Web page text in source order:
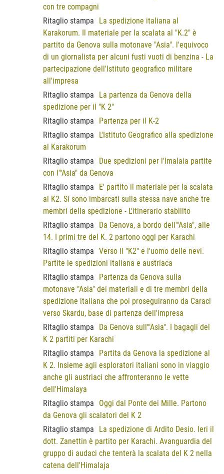
con tre compagni
Ritaglio stampa
La spedizione italiana al
Karakorum. Il materiale per la scalata al "K.2" è
partito da Genova sulla motonave "Asia". l'equivoco
di un giornalista per alcuni fusti vuoti di benzina - La
partecipazione dell'Istituto geografico militare
all'impresa
Ritaglio stampa
La partenza da Genova della
spedizione per il "K 2"
Ritaglio stampa
Partenza per il K-2
Ritaglio stampa
L'Istituto Geografico alla spedizione
al Karakorum
Ritaglio stampa
Due spedizioni per l'Imalaia partite
con l'"Asia" da Genova
Ritaglio stampa
E' partito il materiale per la scalata
al K2. Si sono imbarcati sulla stessa nave anche tre
membri della spedizione - L'itinerario stabilito
Ritaglio stampa
Da Genova, a bordo dell'"Asia", alle
14. I primi tre del K. 2 partono oggi per Karachi
Ritaglio stampa Verso il "K2" e l'uomo delle nevi.
Partite le spedizioni italiana e austriaca
Ritaglio stampa
Partenza da Genova sulla
motonave "Asia" dei materiali e di tre membri della
spedizione italiana che poi proseguiranno da Caraci
verso Skardu, base di partenza dell'impresa
Ritaglio stampa
Da Genova sull'"Asia". I bagagli del
K 2 partiti per Karachi
Ritaglio stampa
Partita da Genova la spedizione al
K 2. Insieme agli esploratori italiani sono in viaggio
anche gli austriaci che affronteranno le vette
dell'Himalaya
Ritaglio stampa
Oggi dal Ponte dei Mille. Partono
da Genova gli scalatori del K 2
Ritaglio stampa
La spedizione di Ardito Desio. Ieri il
dott. Zanettin è partito per Karachi. Avanguardia del
gruppo di audaci che tenterà la scalata del K 2 nella
catena dell'Himalaja